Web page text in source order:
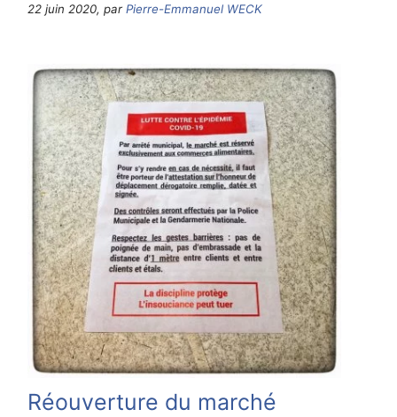
22 juin 2020, parPierre-Emmanuel WECK
Réouverture du marché